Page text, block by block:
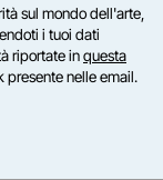
sul mondo dell'arte,
i tuoi dati
riportate inquesta
presente nelle email.